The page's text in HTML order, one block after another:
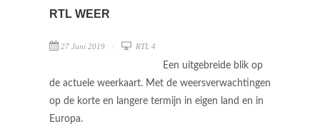
RTL WEER
27 Juni 2019 RTL 4
Een uitgebreide blik op
de actuele weerkaart. Met de weersverwachtingen
op de korte en langere termijn in eigen land en in
Europa.